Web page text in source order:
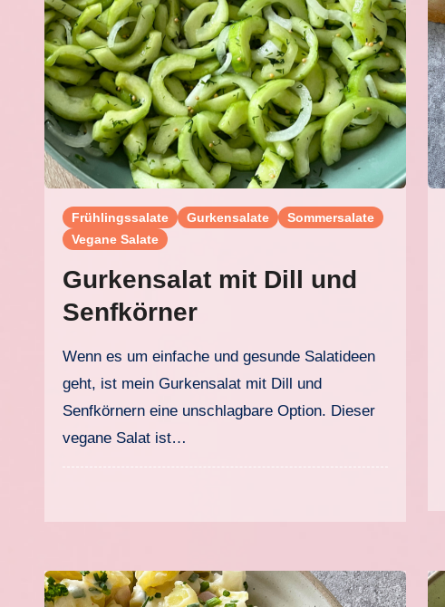
Frühlingssalate Gurkensalate
Sommersalate
Vegane Salate
Gurkensalat mit Dill und
Senfkörner
Wenn es um einfache und gesunde Salatideen
geht, ist mein Gurkensalat mit Dill und
Senfkörnern eine unschlagbare Option. Dieser
vegane Salat ist…